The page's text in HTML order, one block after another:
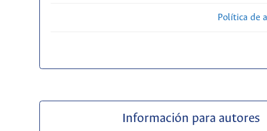
Política de
Información para autores